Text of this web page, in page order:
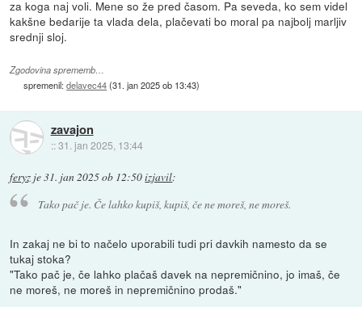
za koga naj voli. Mene so že pred časom. Pa seveda, ko sem videl
kakšne bedarije ta vlada dela, plačevati bo moral pa najbolj marljiv
srednji sloj.
Zgodovina sprememb…
spremenil:delavec44(31. jan 2025 ob 13:43)
zavajon
::31. jan 2025, 13:44
feryz je31. jan 2025 ob 12:50izjavil:
Tako pač je. Če lahko kupiš, kupiš, če ne moreš, ne moreš.
In zakaj ne bi to načelo uporabili tudi pri davkih namesto da se
tukaj stoka?
"Tako pač je, če lahko plačaš davek na nepremičnino, jo imaš, če
ne moreš, ne moreš in nepremičnino prodaš."